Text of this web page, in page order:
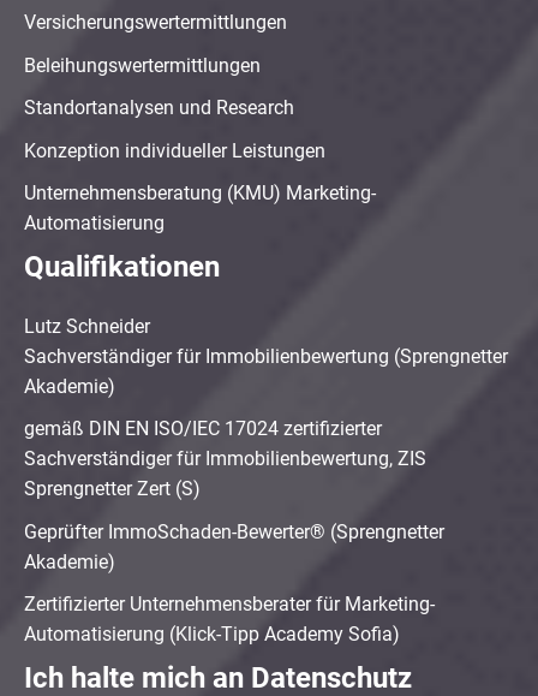
Versicherungswertermittlungen
Beleihungswertermittlungen
Standortanalysen und Research
Konzeption individueller Leistungen
Unternehmensberatung (KMU) Marketing-
Automatisierung
Qualifikationen
Lutz Schneider
Sachverständiger für Immobilienbewertung (Sprengnetter
Akademie)
gemäß DIN EN ISO/IEC 17024 zertifizierter
Sachverständiger für Immobilienbewertung, ZIS
Sprengnetter Zert (S)
Geprüfter ImmoSchaden-Bewerter® (Sprengnetter
Akademie)
Zertifizierter Unternehmensberater für Marketing-
Automatisierung (Klick-Tipp Academy Sofia)
Ich halte mich an Datenschutz